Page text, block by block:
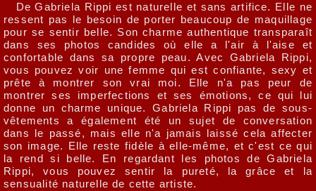
De Gabriela Rippi est naturelle et sans artifice. Elle ne
ressent pas le besoin de porter beaucoup de maquillage
pour se sentir belle. Son charme authentique transparaît
dans ses photos candides où elle a l'air à l'aise et
confortable dans sa propre peau. Avec Gabriela Rippi,
vous pouvez voir une femme qui est confiante, sexy et
prête à montrer son vrai moi. Elle n'a pas peur de
montrer ses imperfections et ses émotions, ce qui lui
donne un charme unique. Gabriela Rippi pas de sous-
vêtements a également été un sujet de conversation
dans le passé, mais elle n'a jamais laissé cela affecter
son image. Elle reste fidèle à elle-même, et c'est ce qui
la rend si belle. En regardant les photos de Gabriela
Rippi, vous pouvez sentir la pureté, la grâce et la
sensualité naturelle de cette artiste.